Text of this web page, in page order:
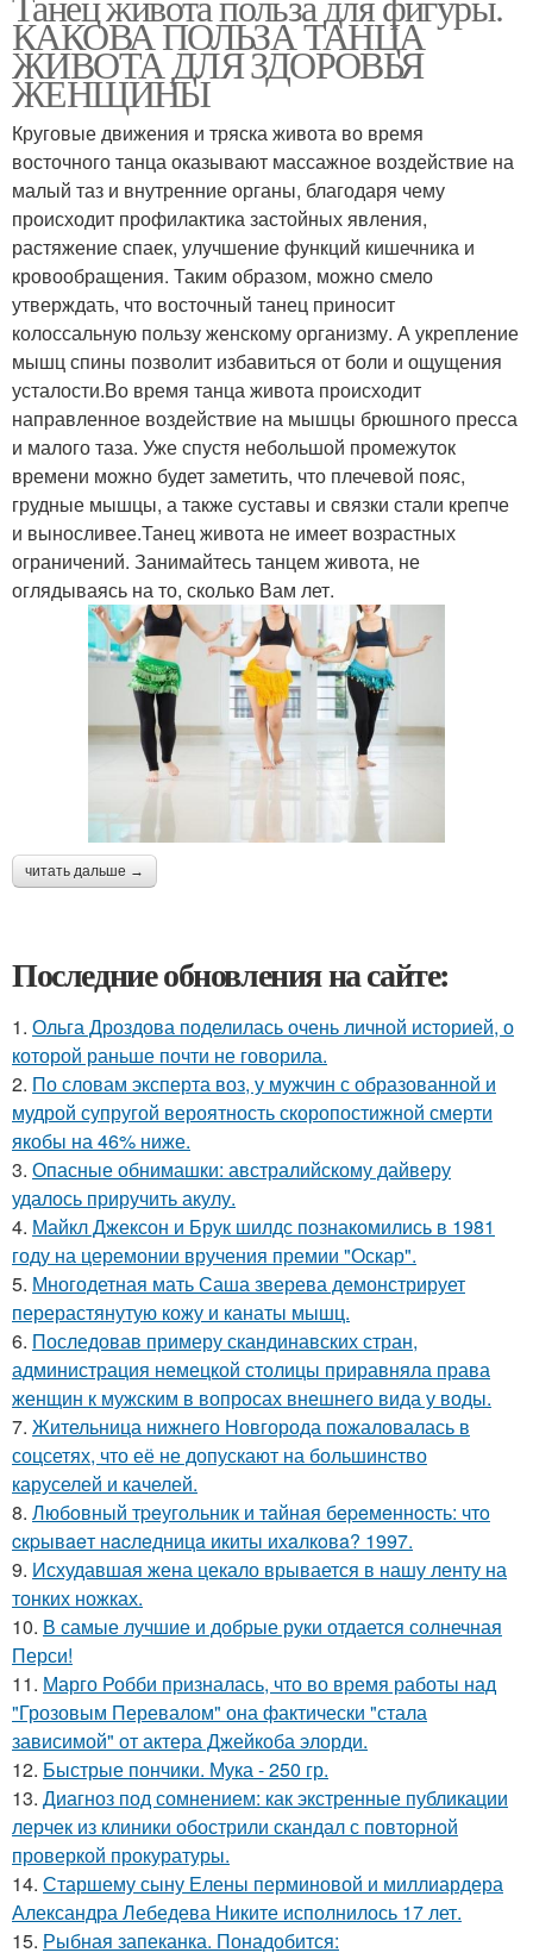
КАКОВА ПОЛЬЗА ТАНЦА
ЖИВОТА ДЛЯ ЗДОРОВЬЯ
ЖЕНЩИНЫ
Круговые движения и тряска живота во время
восточного танца оказывают массажное воздействие на
малый таз и внутренние органы, благодаря чему
происходит профилактика застойных явления,
растяжение спаек, улучшение функций кишечника и
кровообращения. Таким образом, можно смело
утверждать, что восточный танец приносит
колоссальную пользу женскому организму. А укрепление
мышц спины позволит избавиться от боли и ощущения
усталости.Во время танца живота происходит
направленное воздействие на мышцы брюшного пресса
и малого таза. Уже спустя небольшой промежуток
времени можно будет заметить, что плечевой пояс,
грудные мышцы, а также суставы и связки стали крепче
и выносливее.Танец живота не имеет возрастных
ограничений. Занимайтесь танцем живота, не
оглядываясь на то, сколько Вам лет.
читать дальше →
Последние обновления на сайте:
1. Ольга Дроздова поделилась очень личной историей, о
которой раньше почти не говорила.
2. По словам эксперта воз, у мужчин с образованной и
мудрой супругой вероятность скоропостижной смерти
якобы на 46% ниже.
3. Опасные обнимашки: австралийскому дайверу
удалось приручить акулу.
4. Майкл Джексон и Брук шилдс познакомились в 1981
году на церемонии вручения премии "Оскар".
5. Многодетная мать Саша зверева демонстрирует
перерастянутую кожу и канаты мышц.
6. Последовав примеру скандинавских стран,
администрация немецкой столицы приравняла права
женщин к мужским в вопросах внешнего вида у воды.
7. Жительница нижнего Новгорода пожаловалась в
соцсетях, что её не допускают на большинство
каруселей и качелей.
8. Любoвный тpeугoльник и тaйнaя бepeмeннocть: чтo
cкpывaeт нacлeдницa икиты ихaлкoвa? 1997.
9. Исхудавшая жена цекало врывается в нашу ленту на
тонких ножках.
10. В самые лучшие и добрые руки отдается солнечная
Перси!
11. Марго Робби призналась, что во время работы над
"Грозовым Перевалом" она фактически "стала
зависимой" от актера Джейкоба элорди.
12. Быстрые пончики. Мука - 250 гр.
13. Диагноз под сомнением: как экстренные публикации
лерчек из клиники обострили скандал с повторной
проверкой прокуратуры.
14. Старшему сыну Елены перминовой и миллиардера
Александра Лебедева Никите исполнилось 17 лет.
15. Рыбная запеканка. Понадобится: